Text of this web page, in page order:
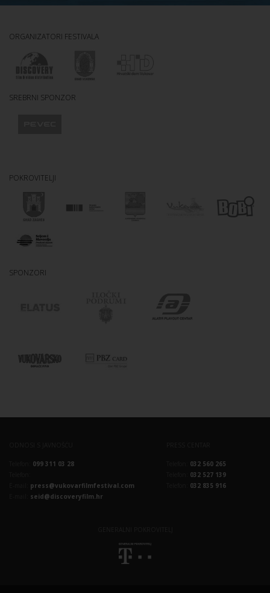
ORGANIZATORI FESTIVALA
SREBRNI SPONZOR
POKROVITELJI
SPONZORI
099 311 03 28
press@vukovarfilmfestival.com
seid@discoveryfilm.hr
032 560 265
032 527 139
032 835 916